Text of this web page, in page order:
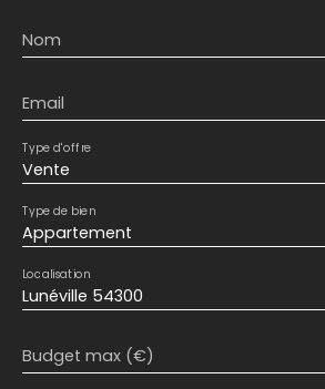
Nom
Email
Vente
Type d'offre
Appartement
Type de bien
Lunéville 54300
Localisation
Budget max (€)